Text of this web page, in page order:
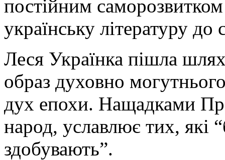
постійним
українську літературу до
Леся Українка пішла
образ духовно
дух епохи. Нащадками
народ, уславлює тих, які
здобувають”.